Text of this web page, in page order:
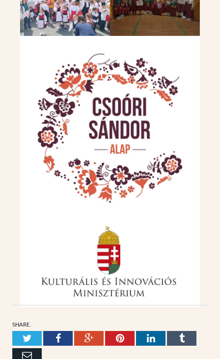
SHARE.
TwitterFacebookGoogle+PinterestLinkedInTumblr
Email